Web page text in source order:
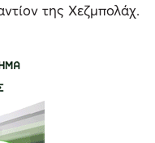
της Χεζμπολάχ.